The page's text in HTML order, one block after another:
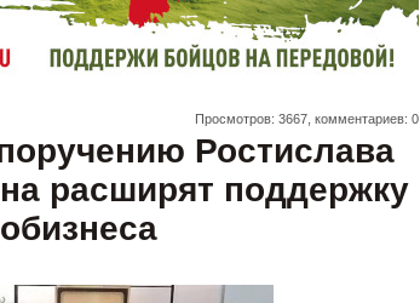
Просмотров: 3667, комментариев: 0
Ростислава
расширят поддержку